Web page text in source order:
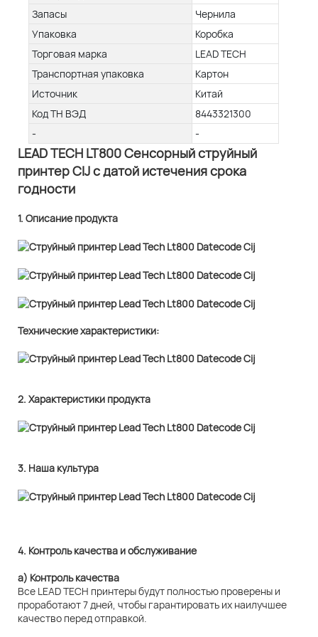
Запасы
Чернила
Упаковка
Коробка
Торговая марка
LEAD TECH
Транспортная упаковка
Картон
Источник
Китай
Код ТН ВЭД
8443321300
-
-
LEAD TECH LT800 Сенсорный струйный
принтер CIJ с датой истечения срока
годности
1. Описание продукта
Технические характеристики:
2. Характеристики продукта
3. Наша культура
4. Контроль качества и обслуживание
а) Контроль качества
Все LEAD TECH принтеры будут полностью проверены и
проработают 7 дней, чтобы гарантировать их наилучшее
качество перед отправкой.